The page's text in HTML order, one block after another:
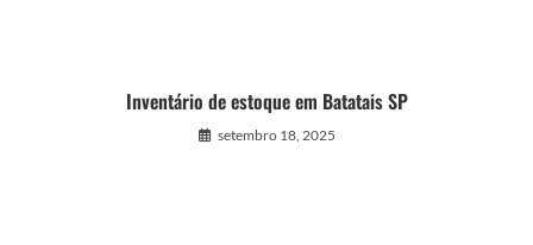
Inventário de estoque em Batatais SP
setembro 18, 2025